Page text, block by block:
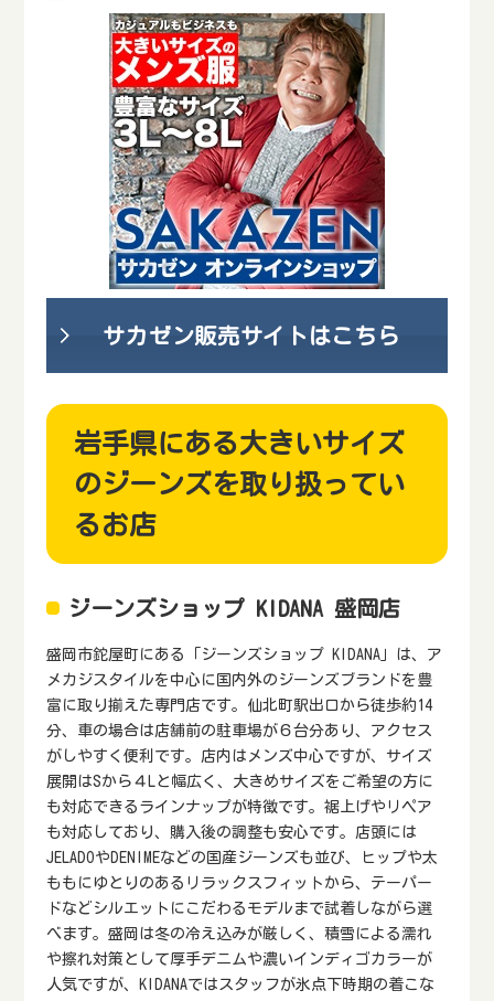
サカゼン販売サイトはこちら
岩手県にある大きいサイズ
のジーンズを取り扱ってい
るお店
ジーンズショップ KIDANA 盛岡店
盛岡市鉈屋町にある「ジーンズショップ KIDANA」は、ア
メカジスタイルを中心に国内外のジーンズブランドを豊
富に取り揃えた専門店です。仙北町駅出口から徒歩約14
分、車の場合は店舗前の駐車場が６台分あり、アクセス
がしやすく便利です。店内はメンズ中心ですが、サイズ
展開はSから４Lと幅広く、大きめサイズをご希望の方に
も対応できるラインナップが特徴です。裾上げやリペア
も対応しており、購入後の調整も安心です。店頭には
JELADOやDENIMEなどの国産ジーンズも並び、ヒップや太
ももにゆとりのあるリラックスフィットから、テーパー
ドなどシルエットにこだわるモデルまで試着しながら選
べます。盛岡は冬の冷え込みが厳しく、積雪による濡れ
や擦れ対策として厚手デニムや濃いインディゴカラーが
人気ですが、KIDANAではスタッフが氷点下時期の着こな